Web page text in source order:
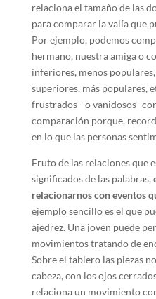
relaciona el tamaño de las
para comparar la valía que
Por ejemplo, podemos
hermano, nuestra amiga o
inferiores, menos
superiores, más populares,
frustrados –o vanidosos-
comparación porque,
en lo que las personas
Fruto de las relaciones que
significados de las palabras,
relacionarnos con eventos
ejemplo sencillo es el que
ajedrez. Una joven puede
movimientos tratando de
Sobre el tablero las piezas
cabeza, con los ojos
relaciona un movimiento